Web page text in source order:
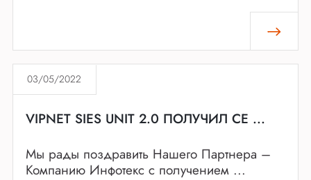
03/05/2022
VIPNET SIES UNIT 2.0 ПОЛУЧИЛ СЕ ...
Мы рады поздравить Нашего Партнера –
Компанию Инфотекс с получением ...